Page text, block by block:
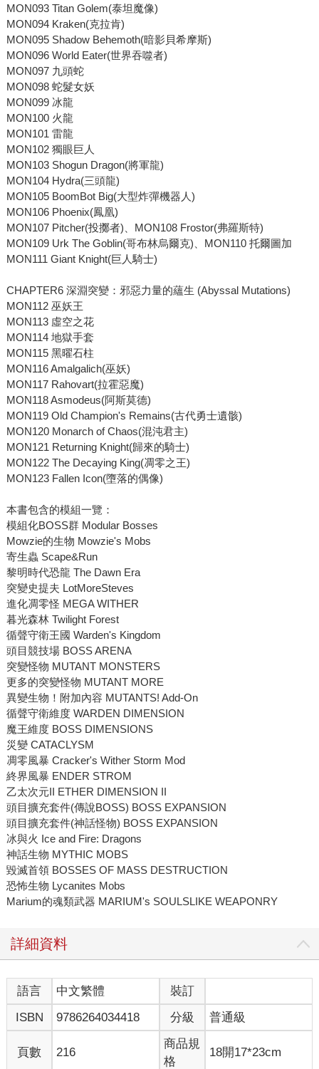
MON093 Titan Golem(泰坦魔像)
MON094 Kraken(克拉肯)
MON095 Shadow Behemoth(暗影貝希摩斯)
MON096 World Eater(世界吞噬者)
MON097 九頭蛇
MON098 蛇髮女妖
MON099 冰龍
MON100 火龍
MON101 雷龍
MON102 獨眼巨人
MON103 Shogun Dragon(將軍龍)
MON104 Hydra(三頭龍)
MON105 BoomBot Big(大型炸彈機器人)
MON106 Phoenix(鳳凰)
MON107 Pitcher(投擲者)、MON108 Frostor(弗羅斯特)
MON109 Urk The Goblin(哥布林烏爾克)、MON110 托爾圖加
MON111 Giant Knight(巨人騎士)
CHAPTER6 深淵突變：邪惡力量的蘊生 (Abyssal Mutations)
MON112 巫妖王
MON113 虛空之花
MON114 地獄手套
MON115 黑曜石柱
MON116 Amalgalich(巫妖)
MON117 Rahovart(拉霍惡魔)
MON118 Asmodeus(阿斯莫德)
MON119 Old Champion's Remains(古代勇士遺骸)
MON120 Monarch of Chaos(混沌君主)
MON121 Returning Knight(歸來的騎士)
MON122 The Decaying King(凋零之王)
MON123 Fallen Icon(墮落的偶像)
本書包含的模組一覽：
模組化BOSS群 Modular Bosses
Mowzie的生物 Mowzie's Mobs
寄生蟲 Scape&Run
黎明時代恐龍 The Dawn Era
突變史提夫 LotMoreSteves
進化凋零怪 MEGA WITHER
暮光森林 Twilight Forest
循聲守衛王國 Warden's Kingdom
頭目競技場 BOSS ARENA
突變怪物 MUTANT MONSTERS
更多的突變怪物 MUTANT MORE
異變生物！附加內容 MUTANTS! Add-On
循聲守衛維度 WARDEN DIMENSION
魔王維度 BOSS DIMENSIONS
災變 CATACLYSM
凋零風暴 Cracker's Wither Storm Mod
終界風暴 ENDER STROM
乙太次元II ETHER DIMENSION II
頭目擴充套件(傳說BOSS) BOSS EXPANSION
頭目擴充套件(神話怪物) BOSS EXPANSION
冰與火 Ice and Fire: Dragons
神話生物 MYTHIC MOBS
毀滅首領 BOSSES OF MASS DESTRUCTION
恐怖生物 Lycanites Mobs
Marium的魂類武器 MARIUM's SOULSLIKE WEAPONRY
詳細資料
語言 中文繁體
裝訂
ISBN
9786264034418 分級 普通級
頁數 216
商品規
格
18開17*23cm